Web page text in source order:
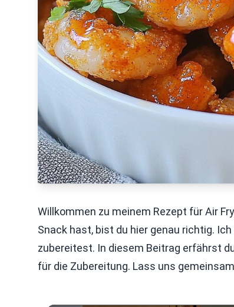
Willkommen zu meinem Rezept für Air
Snack hast, bist du hier genau richtig.
zubereitest. In diesem Beitrag erfährst
für die Zubereitung. Lass uns